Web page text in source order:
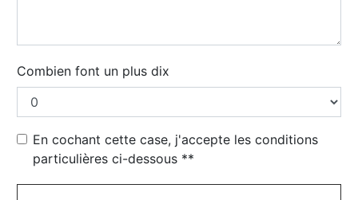
Combien font un plus dix
En cochant cette case, j'accepte les conditions
particulières ci-dessous **